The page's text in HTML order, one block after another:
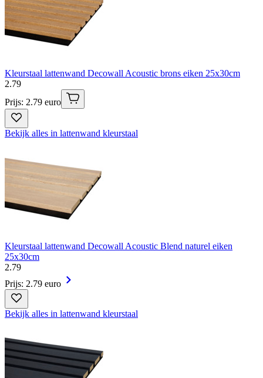
Kleurstaal lattenwand Decowall Acoustic brons eiken 25x30cm
2.79
Prijs: 2.79 euro
Bekijk alles in lattenwand kleurstaal
Kleurstaal lattenwand Decowall Acoustic Blend naturel eiken
25x30cm
2.79
Prijs: 2.79 euro
Bekijk alles in lattenwand kleurstaal